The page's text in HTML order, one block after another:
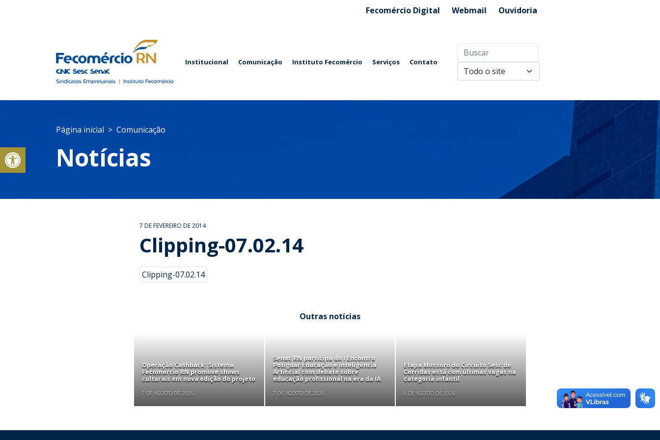
Abrir a barra de ferramentas
Fecomércio Digital Webmail Ouvidoria
Institucional Comunicação Instituto Fecomércio Serviços Contato
Página inicial Comunicação
Notícias
7 DE FEVEREIRO DE 2014
Clipping-07.02.14
Clipping-07.02.14
Outras notícias
Operação Cashback: Sistema
Fecomércio RN promove shows
culturais em nova edição do projeto
7 DE AGOSTO DE 2026
Senac RN participa do I Encontro
Potiguar Educação e Inteligência
Artificial com debate sobre
educação profissional na era da IA
7 DE AGOSTO DE 2026
Etapa Mossoró do Circuito Sesc de
Corridas está com últimas vagas na
categoria infantil
6 DE AGOSTO DE 2026